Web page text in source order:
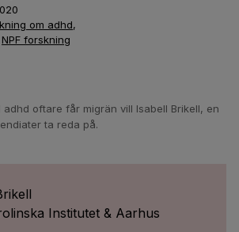
om adhd,
NPF forskning
oftare får migrän vill Isabell Brikell, en
ta reda på.
Institutet & Aarhus